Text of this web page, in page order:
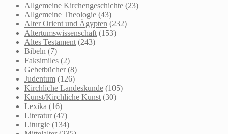
Allgemeine Kirchengeschichte (23)
Allgemeine Theologie (43)
Alter Orient und Ägypten (232)
Altertumswissenschaft (153)
Altes Testament (243)
Bibeln (7)
Faksimiles (2)
Gebetbücher (8)
Judentum (126)
Kirchliche Landeskunde (105)
Kunst/Kirchliche Kunst (30)
Lexika (16)
Literatur (47)
Liturgie (134)